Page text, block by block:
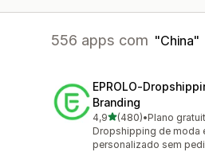
556 apps com China
Branding
4,9de 5 estrelas
(480)
480 avaliações ao todo
•Plano
Dropshipping de moda
personalizado sem